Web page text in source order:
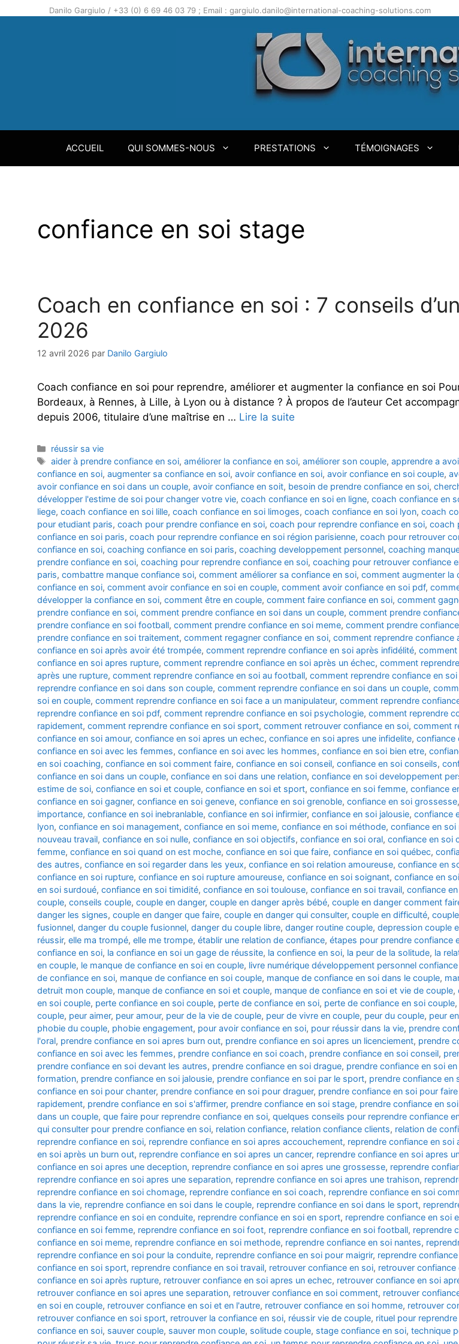
Danilo Gargiulo / +33 (0) 6 69 46 03 79 ; Email : gargiulo.danilo@international-coaching-solutions.com
ACCUEIL QUI SOMMES-NOUS PRESTATIONS TÉMOIGNAGES
confiance en soi stage
Coach en confiance en soi : 7 conseils
2026
12 avril 2026 par Danilo Gargiulo
Coach confiance en soi pour reprendre, améliorer et augmenter la confiance en soi
Bordeaux, à Rennes, à Lille, à Lyon ou à distance ? À propos de l’auteur Cet
depuis 2006, titulaire d’une maîtrise en … Lire la suite
Catégories
réussir sa vie
Étiquettes
aider à prendre confiance en soi,améliorer la confiance en soi,améliorer son couple,apprendre a
confiance en soi, augmenter sa confiance en soi, avoir confiance en soi, avoir confiance en soi couple,
avoir confiance en soi dans un couple, avoir confiance en soit, besoin de prendre confiance en soi,
développer l'estime de soi pour changer votre vie, coach confiance en soi en ligne, coach confiance en
liege, coach confiance en soi lille, coach confiance en soi limoges, coach confiance en soi lyon, coach
pour etudiant paris, coach pour prendre confiance en soi, coach pour reprendre confiance en soi, coach
confiance en soi paris, coach pour reprendre confiance en soi région parisienne, coach pour retrouver
confiance en soi, coaching confiance en soi paris, coaching developpement personnel, coaching
prendre confiance en soi, coaching pour reprendre confiance en soi, coaching pour retrouver confiance
paris, combattre manque confiance soi, comment améliorer sa confiance en soi, comment augmenter la
confiance en soi, comment avoir confiance en soi en couple, comment avoir confiance en soi pdf,
développer la confiance en soi, comment être en couple, comment faire confiance en soi, comment
prendre confiance en soi, comment prendre confiance en soi dans un couple, comment prendre
prendre confiance en soi football, comment prendre confiance en soi meme, comment prendre
prendre confiance en soi traitement, comment regagner confiance en soi, comment reprendre confiance
confiance en soi après avoir été trompée, comment reprendre confiance en soi après infidélité, comment
confiance en soi apres rupture, comment reprendre confiance en soi après un échec, comment
après une rupture, comment reprendre confiance en soi au football, comment reprendre confiance en soi
reprendre confiance en soi dans son couple, comment reprendre confiance en soi dans un couple,
soi en couple, comment reprendre confiance en soi face a un manipulateur, comment reprendre
reprendre confiance en soi pdf, comment reprendre confiance en soi psychologie, comment reprendre
rapidement, comment reprendre confiance en soi sport, comment retrouver confiance en soi, comment
confiance en soi amour, confiance en soi apres un echec, confiance en soi apres une infidelite, confiance
confiance en soi avec les femmes, confiance en soi avec les hommes, confiance en soi bien etre,
en soi coaching, confiance en soi comment faire, confiance en soi conseil, confiance en soi conseils,
confiance en soi dans un couple, confiance en soi dans une relation, confiance en soi developpement
estime de soi, confiance en soi et couple, confiance en soi et sport, confiance en soi femme, confiance
confiance en soi gagner, confiance en soi geneve, confiance en soi grenoble, confiance en soi grossesse,
importance, confiance en soi inebranlable, confiance en soi infirmier, confiance en soi jalousie, confiance
lyon, confiance en soi management, confiance en soi meme, confiance en soi méthode, confiance en soi
nouveau travail, confiance en soi nulle, confiance en soi objectifs, confiance en soi oral, confiance en soi
femme, confiance en soi quand on est moche, confiance en soi que faire, confiance en soi québec,
des autres, confiance en soi regarder dans les yeux, confiance en soi relation amoureuse, confiance en
confiance en soi rupture, confiance en soi rupture amoureuse, confiance en soi soignant, confiance en
en soi surdoué, confiance en soi timidité, confiance en soi toulouse, confiance en soi travail, confiance
couple, conseils couple, couple en danger, couple en danger après bébé, couple en danger comment
danger les signes, couple en danger que faire, couple en danger qui consulter, couple en difficulté,
fusionnel, danger du couple fusionnel, danger du couple libre, danger routine couple, depression couple
réussir, elle ma trompé, elle me trompe, établir une relation de confiance, étapes pour prendre confiance
confiance en soi, la confiance en soi un gage de réussite, la confience en soi, la peur de la solitude, la
en couple, le manque de confiance en soi en couple, livre numérique développement personnel
de confiance en soi, manque de confiance en soi couple, manque de confiance en soi dans le couple,
detruit mon couple, manque de confiance en soi et couple, manque de confiance en soi et vie de couple,
en soi couple, perte confiance en soi couple, perte de confiance en soi, perte de confiance en soi couple,
couple, peur aimer, peur amour, peur de la vie de couple, peur de vivre en couple, peur du couple, peur
phobie du couple, phobie engagement, pour avoir confiance en soi, pour réussir dans la vie, prendre
l'oral, prendre confiance en soi apres burn out, prendre confiance en soi apres un licenciement, prendre
confiance en soi avec les femmes, prendre confiance en soi coach, prendre confiance en soi conseil,
prendre confiance en soi devant les autres, prendre confiance en soi drague, prendre confiance en soi
formation, prendre confiance en soi jalousie, prendre confiance en soi par le sport, prendre confiance en
confiance en soi pour chanter, prendre confiance en soi pour draguer, prendre confiance en soi pour
rapidement, prendre confiance en soi s'affirmer, prendre confiance en soi stage, prendre confiance en
dans un couple, que faire pour reprendre confiance en soi, quelques conseils pour reprendre confiance
qui consulter pour prendre confiance en soi, relation confiance, relation confiance clients, relation de
reprendre confiance en soi, reprendre confiance en soi apres accouchement, reprendre confiance en soi
en soi après un burn out, reprendre confiance en soi apres un cancer, reprendre confiance en soi apres
confiance en soi apres une deception, reprendre confiance en soi apres une grossesse, reprendre
reprendre confiance en soi apres une separation, reprendre confiance en soi apres une trahison,
reprendre confiance en soi chomage, reprendre confiance en soi coach, reprendre confiance en soi
dans la vie, reprendre confiance en soi dans le couple, reprendre confiance en soi dans le sport,
reprendre confiance en soi en conduite, reprendre confiance en soi en sport, reprendre confiance en soi
confiance en soi femme, reprendre confiance en soi foot, reprendre confiance en soi football, reprendre
confiance en soi meme, reprendre confiance en soi methode, reprendre confiance en soi nantes,
reprendre confiance en soi pour la conduite, reprendre confiance en soi pour maigrir, reprendre
confiance en soi sport, reprendre confiance en soi travail, retrouver confiance en soi, retrouver
confiance en soi après rupture, retrouver confiance en soi apres un echec, retrouver confiance en soi
retrouver confiance en soi apres une separation, retrouver confiance en soi comment, retrouver
en soi en couple, retrouver confiance en soi et en l'autre, retrouver confiance en soi homme, retrouver
retrouver confiance en soi sport, retrouver la confiance en soi, réussir vie de couple, rituel pour
confiance en soi, sauver couple, sauver mon couple, solitude couple, stage confiance en soi, technique